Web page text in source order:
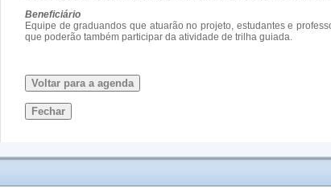
Beneficiário
Equipe de graduandos que atuarão no projeto, estudantes e
que poderão também participar da atividade de trilha guiada.
Voltar para a agenda
Fechar